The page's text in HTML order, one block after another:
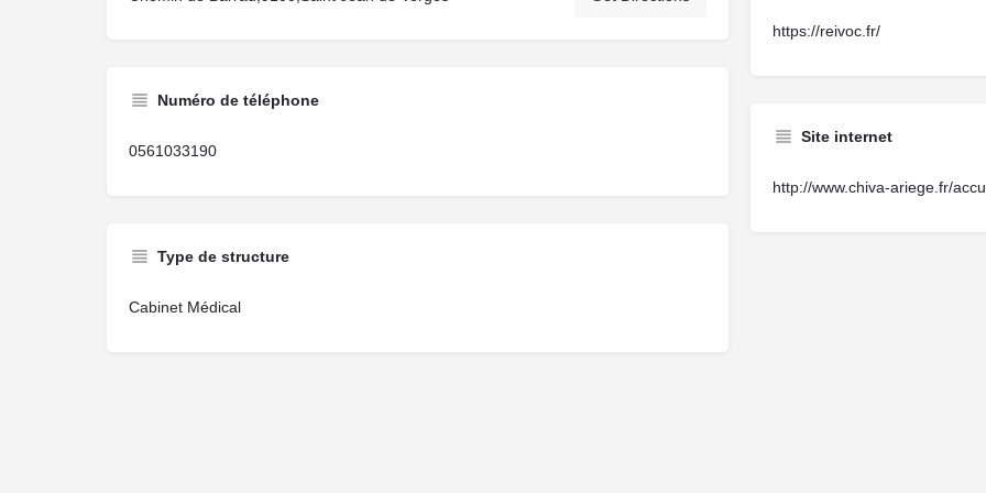
Numéro de téléphone
0561033190
Type de structure
Cabinet Médical
https://reivoc.fr/
Site internet
http://www.chiva-ariege.fr/